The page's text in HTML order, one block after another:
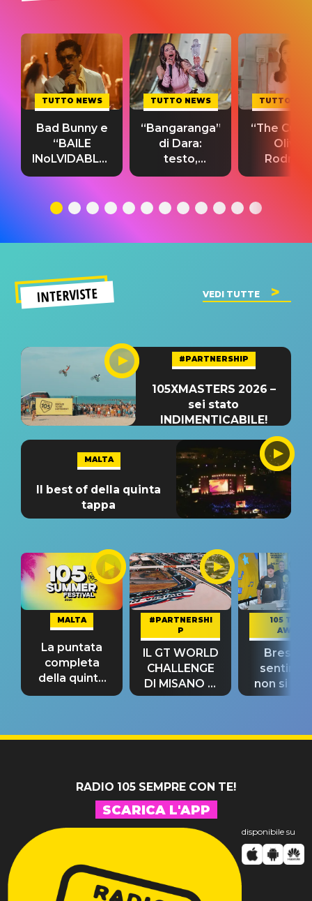
TUTTO NEWS
Bad Bunny e
“BAILE
INoLVIDABLE”:
testo,
significato
TUTTO NEWS
“Bangaranga”
di Dara:
testo,
traduzione e
del singolo
TUTTO
“The
Olivia
testo,
INTERVISTE VEDI TUTTE
#PARTNERSHIP
105XMASTERS 2026 –
sei stato
INDIMENTICABILE!
MALTA
Il best of della quinta
tappa
MALTA
La puntata
completa
della quinta
tappa
#PARTNERSHI
P
IL GT WORLD
CHALLENGE
DI MISANO si
riconferma
105 TAKE
AWAY
Bresh:
non si
fino alla
RADIO 105 SEMPRE CON TE!
SCARICA L'APP
disponibile su